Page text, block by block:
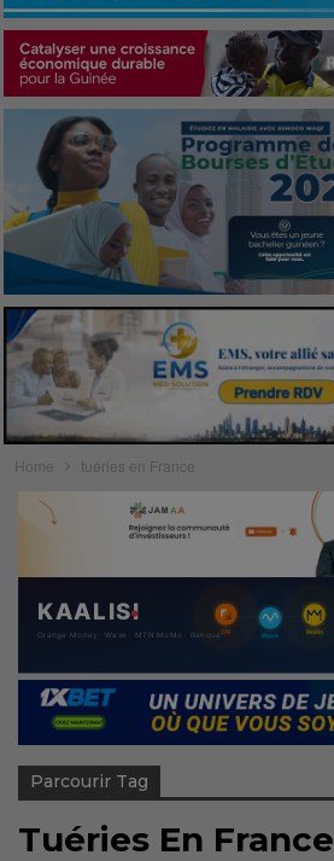
Home tuéries en France
Parcourir Tag
Tuéries En France